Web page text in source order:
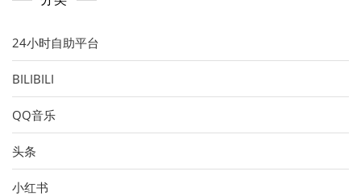
24小时自助平台
BILIBILI
QQ音乐
头条
小红书